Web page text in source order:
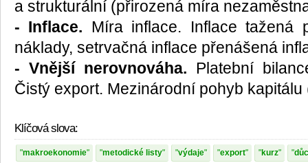
a strukturální (přirozená míra
- Inflace. Míra inflace. Inflace tažená
náklady, setrvačná inflace přenášená
- Vnější nerovnováha. Platební
Čistý export. Mezinárodní pohyb
Klíčová slova:
makroekonomie metodické listy výdaje export kurz